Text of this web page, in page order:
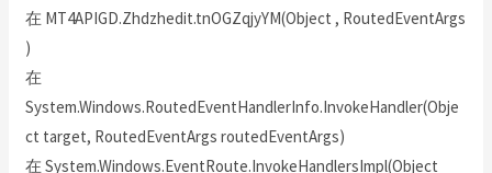
在 MT4APIGD.Zhdzhedit.tnOGZqjyYM(Object , RoutedEventArgs
)
在
System.Windows.RoutedEventHandlerInfo.InvokeHandler(Obje
ct target, RoutedEventArgs routedEventArgs)
在 System.Windows.EventRoute.InvokeHandlersImpl(Object